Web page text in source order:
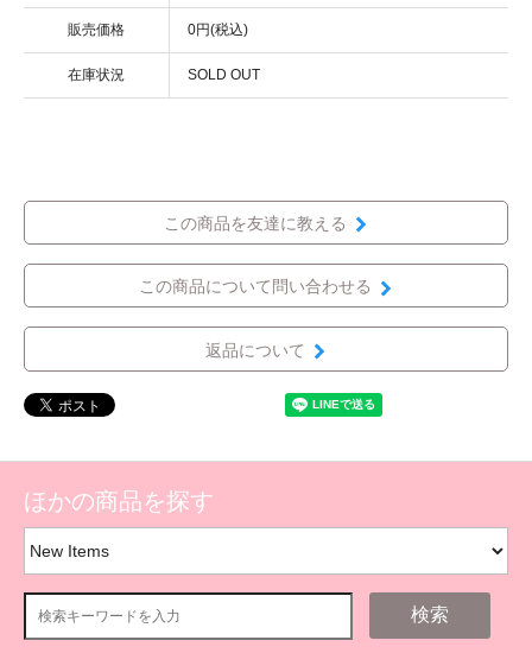
販売価格 0円(税込)
在庫状況 SOLD OUT
この商品を友達に教える
この商品について問い合わせる
返品について
ほかの商品を探す
検索